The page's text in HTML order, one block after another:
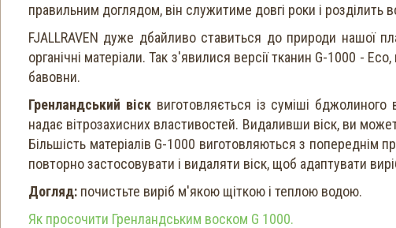
правильним доглядом, він служитиме довгі роки і розділить
FJALLRAVEN дуже дбайливо ставиться до природи нашої
органічні матеріали. Так з'явилися версії тканин G-1000 -
бавовни.
Гренландський вісквиготовляється із суміші бджолиного
надає вітрозахисних властивостей. Видаливши віск, ви
Більшість матеріалів G-1000 виготовляються з
повторно застосовувати і видаляти віск, щоб адаптувати
Догляд: почистьте виріб м'якою щіткою і теплою водою.
Як просочити Гренландським воском G 1000.